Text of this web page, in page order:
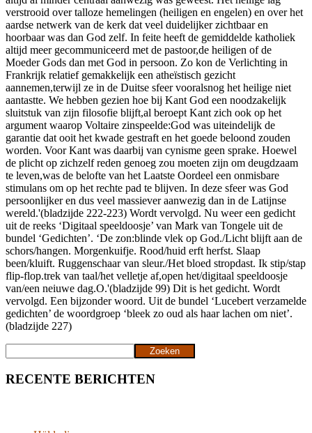
verstrooid over talloze hemelingen (heiligen en engelen) en over het
aardse netwerk van de kerk dat veel duidelijker zichtbaar en
hoorbaar was dan God zelf. In feite heeft de gemiddelde katholiek
altijd meer gecommuniceerd met de pastoor,de heiligen of de
Moeder Gods dan met God in persoon. Zo kon de Verlichting in
Frankrijk relatief gemakkelijk een atheïstisch gezicht
aannemen,terwijl ze in de Duitse sfeer vooralsnog het heilige niet
aantastte. We hebben gezien hoe bij Kant God een noodzakelijk
sluitstuk van zijn filosofie blijft,al beroept Kant zich ook op het
argument waarop Voltaire zinspeelde:God was uiteindelijk de
garantie dat ooit het kwade gestraft en het goede beloond zouden
worden. Voor Kant was daarbij van cynisme geen sprake. Hoewel
de plicht op zichzelf reden genoeg zou moeten zijn om deugdzaam
te leven,was de belofte van het Laatste Oordeel een onmisbare
stimulans om op het rechte pad te blijven. In deze sfeer was God
persoonlijker en dus veel massiever aanwezig dan in de Latijnse
wereld.'(bladzijde 222-223) Wordt vervolgd. Nu weer een gedicht
uit de reeks ‘Digitaal speeldoosje’ van Mark van Tongele uit de
bundel ‘Gedichten’. ‘De zon:blinde vlek op God./Licht blijft aan de
schors/hangen. Morgenkuifje. Rood/huid erft herfst. Slaap
been/kluift. Ruggenschaar van sleur./Het bloed stropdast. Ik stip/stap
flip-flop.trek van taal/het velletje af,open het/digitaal speeldoosje
van/een neiuwe dag.O.'(bladzijde 99) Dit is het gedicht. Wordt
vervolgd. Een bijzonder woord. Uit de bundel ‘Lucebert verzamelde
gedichten’ de woordgroep ‘bleek zo oud als haar lachen om niet’.
(bladzijde 227)
Zoeken
RECENTE BERICHTEN